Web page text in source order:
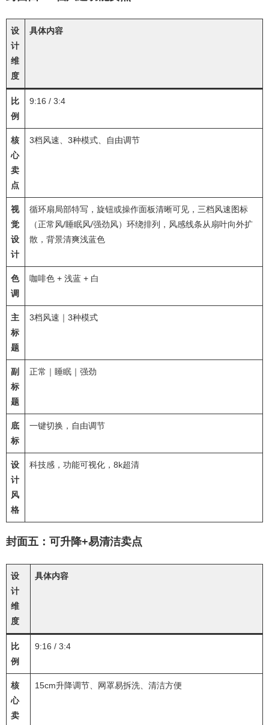
设
计
维
度
具体内容
比
例
9:16 / 3:4
核
心
卖
点
3档风速、3种模式、自由调节
视
觉
设
计
循环扇局部特写，旋钮或操作面板清晰可见，三档风速图标
（正常风/睡眠风/强劲风）环绕排列，风感线条从扇叶向外扩
散，背景清爽浅蓝色
色
调
咖啡色 + 浅蓝 + 白
主
标
题
3档风速｜3种模式
副
标
题
正常｜睡眠｜强劲
底
标
一键切换，自由调节
设
计
风
格
科技感，功能可视化，8k超清
封面五：可升降+易清洁卖点
设
计
维
度
具体内容
比
例
9:16 / 3:4
核
心
卖
15cm升降调节、网罩易拆洗、清洁方便